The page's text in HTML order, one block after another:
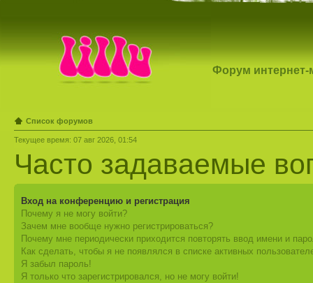
Форум интернет-
Список форумов
Текущее время: 07 авг 2026, 01:54
Часто задаваемые
Вход на конференцию и регистрация
Почему я не могу войти?
Зачем мне вообще нужно регистрироваться?
Почему мне периодически приходится повторять ввод имени и
Как сделать, чтобы я не появлялся в списке активных
Я забыл пароль!
Я только что зарегистрировался, но не могу войти!